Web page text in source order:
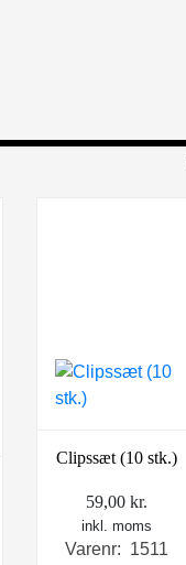
Clipssæt (10 stk.)
59,00kr.
inkl. moms
Varenr: 1511